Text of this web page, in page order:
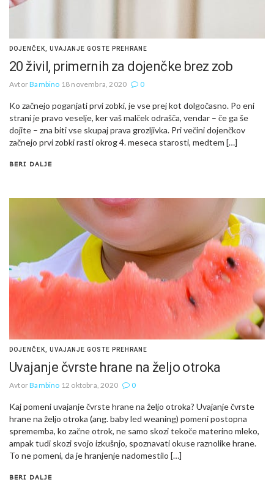
DOJENČEK UVAJANJE GOSTE PREHRANE
20 živil, primernih za dojenčke brez zob
AvtorBambino 18 novembra, 2020 0
Ko začnejo poganjati prvi zobki, je vse prej kot dolgočasno. Po eni
strani je pravo veselje, ker vaš malček odrašča, vendar – če ga še
dojite – zna biti vse skupaj prava grozljivka. Pri večini dojenčkov
začnejo prvi zobki rasti okrog 4. meseca starosti, medtem […]
BERI DALJE
DOJENČEK UVAJANJE GOSTE PREHRANE
Uvajanje čvrste hrane na željo otroka
AvtorBambino 12 oktobra, 2020 0
Kaj pomeni uvajanje čvrste hrane na željo otroka? Uvajanje čvrste
hrane na željo otroka (ang. baby led weaning) pomeni postopna
sprememba, ko začne otrok, ne samo skozi tekoče materino mleko,
ampak tudi skozi svojo izkušnjo, spoznavati okuse raznolike hrane.
To ne pomeni, da je hranjenje nadomestilo […]
BERI DALJE